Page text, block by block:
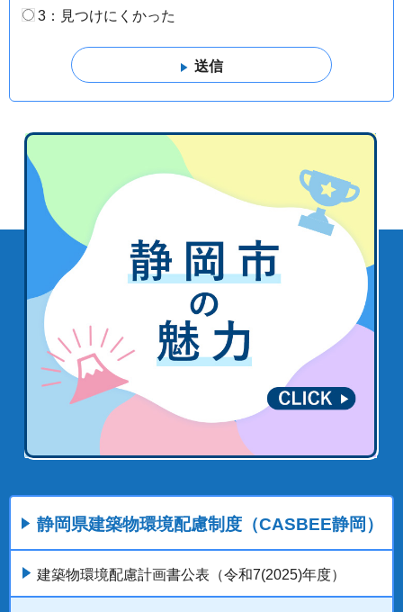
3：見つけにくかった
静岡県建築物環境配慮制度（CASBEE静岡）
建築物環境配慮計画書公表（令和7(2025)年度）